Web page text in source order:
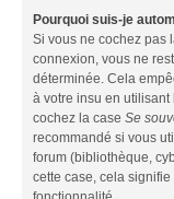
Pourquoi suis-je
Si vous ne cochez pas
connexion, vous ne
déterminée. Cela
à votre insu en
cochez la case Se
recommandé si vous
forum (bibliothèque,
cette case, cela